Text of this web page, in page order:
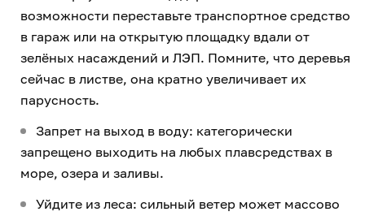
возможности переставьте транспортное средство
в гараж или на открытую площадку вдали от
зелёных насаждений и ЛЭП. Помните, что деревья
сейчас в листве, она кратно увеличивает их
парусность.
Запрет на выход в воду: категорически
запрещено выходить на любых плавсредствах в
море, озера и заливы.
Уйдите из леса: сильный ветер может массово